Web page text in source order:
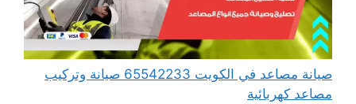
صيانة مصاعد في الكويت 65542233 صيانة وتركيب
مصاعد كهربائية